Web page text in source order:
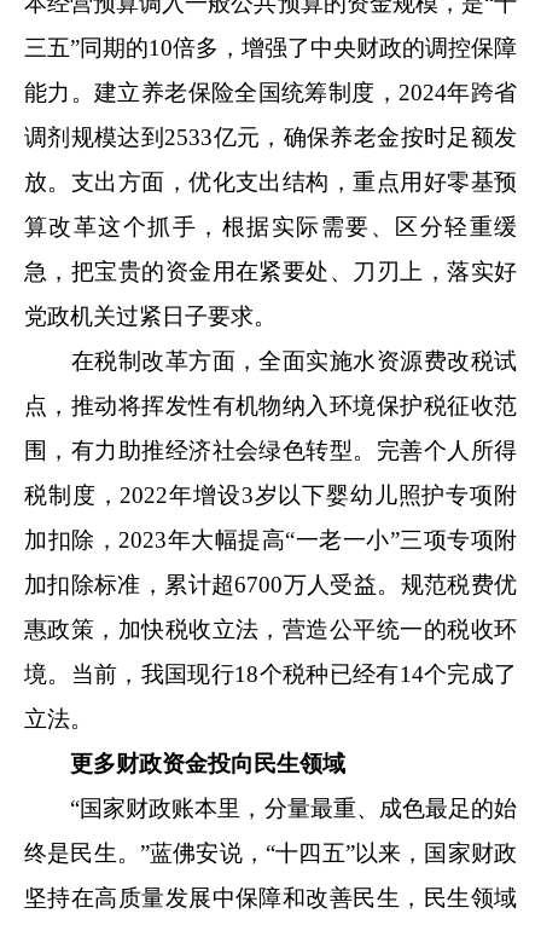
三五”同期的10倍多，增强了中央财政的调控保障
能力。建立养老保险全国统筹制度，2024年跨省
调剂规模达到2533亿元，确保养老金按时足额发
放。支出方面，优化支出结构，重点用好零基预
算改革这个抓手，根据实际需要、区分轻重缓
急，把宝贵的资金用在紧要处、刀刃上，落实好
党政机关过紧日子要求。
在税制改革方面，全面实施水资源费改税试
点，推动将挥发性有机物纳入环境保护税征收范
围，有力助推经济社会绿色转型。完善个人所得
税制度，2022年增设3岁以下婴幼儿照护专项附
加扣除，2023年大幅提高“一老一小”三项专项附
加扣除标准，累计超6700万人受益。规范税费优
惠政策，加快税收立法，营造公平统一的税收环
境。当前，我国现行18个税种已经有14个完成了
立法。
更多财政资金投向民生领域
“国家财政账本里，分量最重、成色最足的始
终是民生。”蓝佛安说，“十四五”以来，国家财政
坚持在高质量发展中保障和改善民生，民生领域